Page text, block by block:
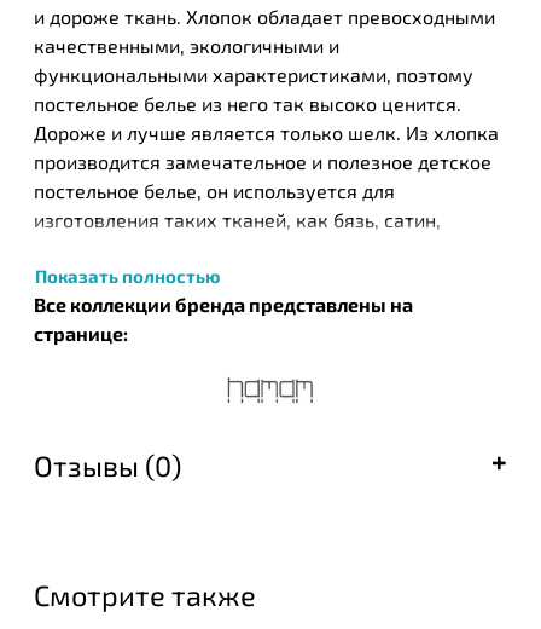
и дороже ткань. Хлопок обладает превосходными
качественными, экологичными и
функциональными характеристиками, поэтому
постельное белье из него так высоко ценится.
Дороже и лучше является только шелк. Из хлопка
производится замечательное и полезное детское
постельное белье, он используется для
изготовления таких тканей, как бязь, сатин,
отличается носкостью, практичностью, простотой
в уходе, а хлопковое постельное белье
обеспечивает приятный и комфортный отдых.
Турецкий бренд текстильных изделий Нamam был
дизайнера Идиль Тарзи. Этот бренд стал одним из
во всем мире. Успешный тандем производителя и
дизайнера получил необычайную популярность и
Показать полностью
Все коллекции бренда представлены на
странице:
Отзывы (0)
Смотрите также